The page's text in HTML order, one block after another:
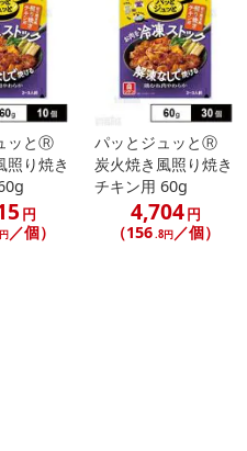
た決済期限日にお支払いを完
ただいたうえでお申し込みくだ
注意事項（※必ずご確認くだ
ッとⓇ
照り焼き
円
／個）
パッとジュッとⓇ
炭火焼き風照り焼き
チキン用 60g
4,704円
（156.8円 ／個）